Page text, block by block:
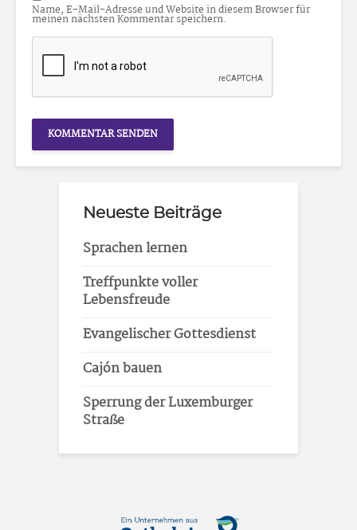
Name, E-Mail-Adresse und Website in diesem Browser für
meinen nächsten Kommentar speichern.
Neueste Beiträge
Sprachen lernen
Treffpunkte voller
Lebensfreude
Evangelischer Gottesdienst
Cajón bauen
Sperrung der Luxemburger
Straße